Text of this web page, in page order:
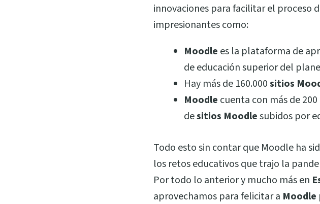
innovaciones para facilitar el proceso
impresionantes como:
Moodle es la plataforma de
de educación superior del
Hay más de 160.000sitios
Moodle cuenta con más de
desitios Moodlesubidos por
Todo esto sin contar que Moodle ha
los retos educativos que trajo la
Por todo lo anterior y mucho más en
aprovechamos para felicitar a Moodle